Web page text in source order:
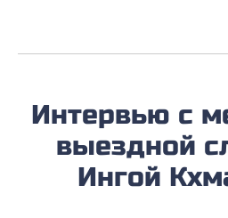
Интервью с
выездной
Ингой